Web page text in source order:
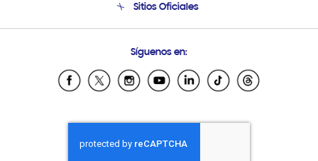
Condiciones de Compra
Soporte vía eMail
Sitios Oficiales
Samsung Ecuador
Samsung El Salvador
Samsung Honduras
Samsung Nicaragua
Síguenos en: